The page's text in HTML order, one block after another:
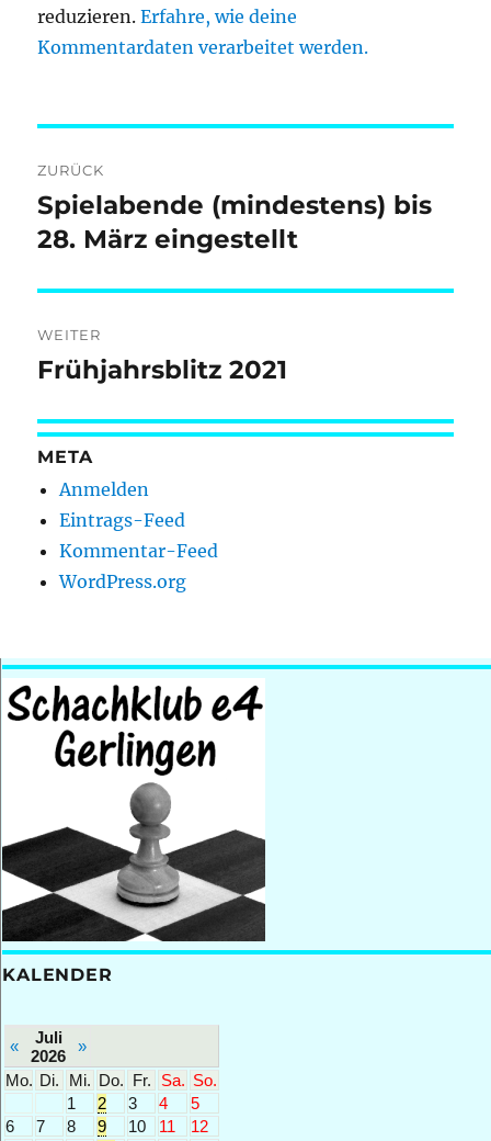
reduzieren.Erfahre, wie deine
Kommentardaten verarbeitet werden.
ZURÜCK
Vorheriger
Beitrag:
Spielabende (mindestens) bis
28. März eingestellt
WEITER
Nächster
Frühjahrsblitz 2021
META
Anmelden
Eintrags-Feed
Kommentar-Feed
WordPress.org
KALENDER
«
Juli
2026
»
Mo. Di. Mi. Do. Fr. Sa. So.
1
2 3 4
5
6
7 8 9 10 11
12